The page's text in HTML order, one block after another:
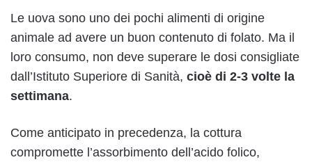
Le uova sono uno dei pochi alimenti di origine
animale ad avere un buon contenuto di folato. Ma il
loro consumo, non deve superare le dosi consigliate
dall’Istituto Superiore di Sanità, cioè di 2-3 volte la
settimana.
Come anticipato in precedenza, la cottura
compromette l’assorbimento dell’acido folico,